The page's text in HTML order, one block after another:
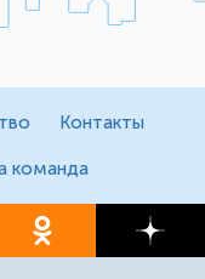
Контакты
команда